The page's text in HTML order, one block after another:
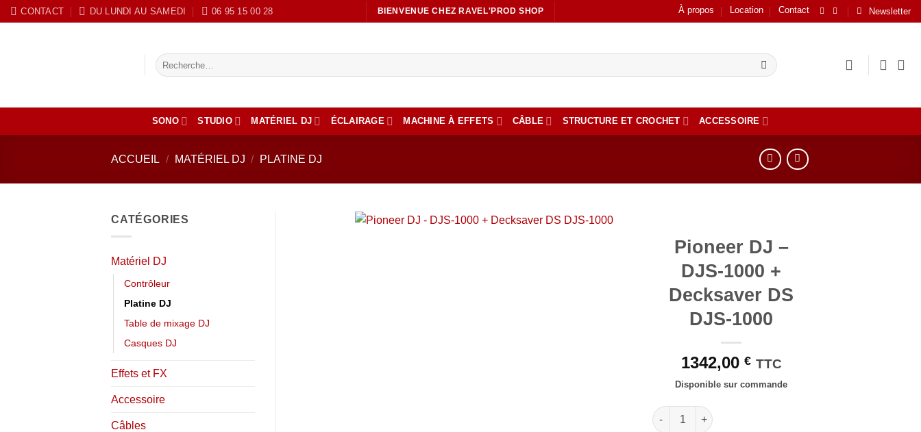
Passer
au
CONTACT DU LUNDI AU SAMEDI ‭06 95 15 00 28 BIENVENUE CHEZ RAVEL'PROD SHOP À propos Location Contact Newsletter
Recherche
pour :
SONO STUDIO MATÉRIEL DJ ÉCLAIRAGE MACHINE À EFFETS CÂBLE STRUCTURE ET CROCHET ACCESSOIRE
ACCUEIL / MATÉRIEL DJ / PLATINE DJ
CATÉGORIES
Matériel DJ
Contrôleur
Platine DJ
Table de mixage DJ
Casques DJ
Effets et FX
Accessoire
Câbles
Pioneer DJ –
DJS-1000 +
Decksaver DS
DJS-1000
1342,00 € TTC
Disponible sur commande
quantité de Pioneer DJ - DJS-1000 + Decksaver DS DJS-